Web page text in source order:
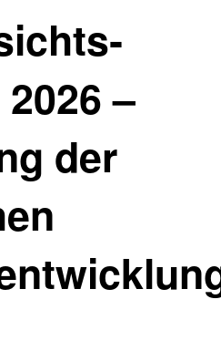
–
der